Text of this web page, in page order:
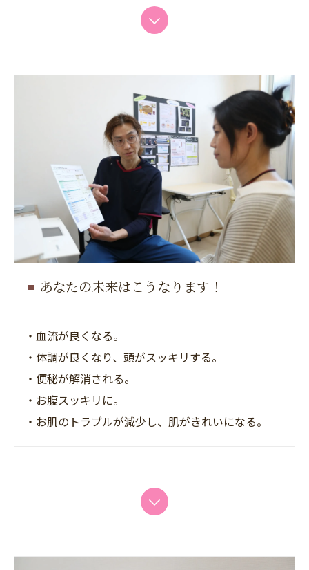
あなたの未来はこうなります！
・血流が良くなる。
・体調が良くなり、頭がスッキリする。
・便秘が解消される。
・お腹スッキリに。
・お肌のトラブルが減少し、肌がきれいになる。